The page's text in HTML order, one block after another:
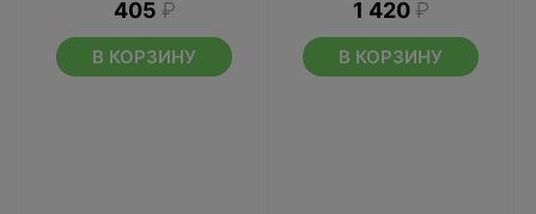
405 ₽
В КОРЗИНУ
1 420 ₽
В КОРЗИНУ